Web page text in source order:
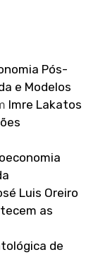
Pós-
e Modelos
Imre Lakatos
Luis Oreiro
as
de